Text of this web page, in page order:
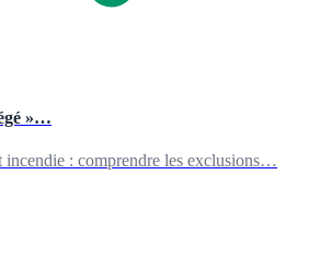
»…
incendie : comprendre les exclusions…